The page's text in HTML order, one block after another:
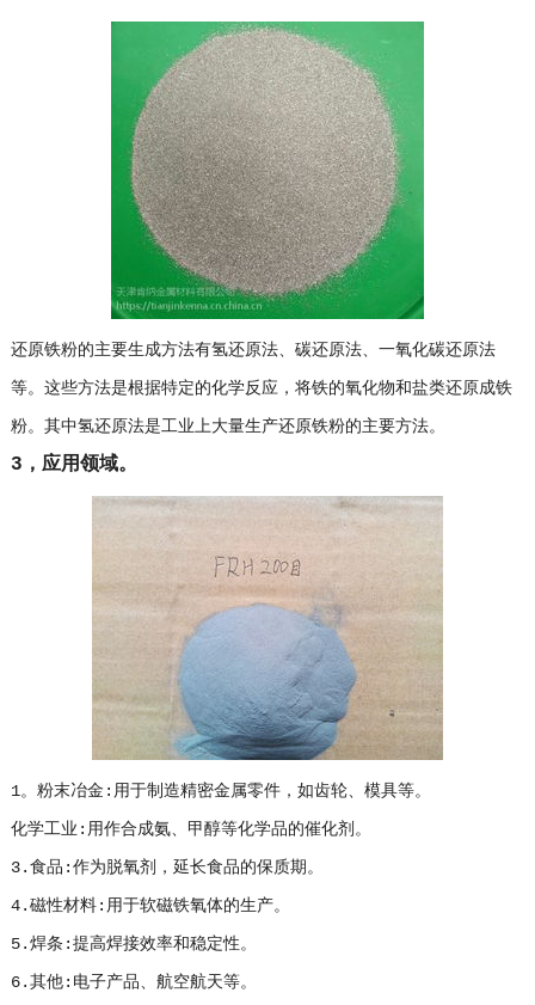
还原铁粉的主要生成方法有氢还原法、碳还原法、一氧化碳还原法
等。这些方法是根据特定的化学反应，将铁的氧化物和盐类还原成铁
粉。其中氢还原法是工业上大量生产还原铁粉的主要方法。
3，应用领域。
1。粉末冶金:用于制造精密金属零件，如齿轮、模具等。
化学工业:用作合成氨、甲醇等化学品的催化剂。
3.食品:作为脱氧剂，延长食品的保质期。
4.磁性材料:用于软磁铁氧体的生产。
5.焊条:提高焊接效率和稳定性。
6.其他:电子产品、航空航天等。